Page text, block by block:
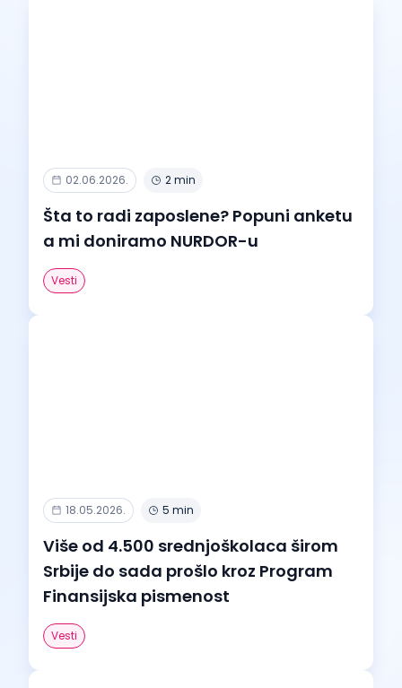
02.06.2026. 2 min
Šta to radi zaposlene? Popuni anketu
a mi doniramo NURDOR-u
Vesti
18.05.2026. 5 min
Više od 4.500 srednjoškolaca širom
Srbije do sada prošlo kroz Program
Finansijska pismenost
Vesti